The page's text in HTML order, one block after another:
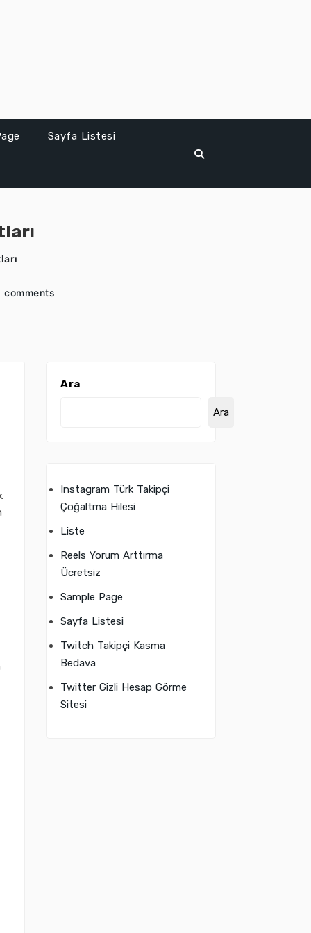
Sayfa Listesi
comments
Ara
Ara
Instagram Türk Takipçi
Çoğaltma Hilesi
Liste
Reels Yorum Arttırma
Ücretsiz
Sample Page
Sayfa Listesi
Twitch Takipçi Kasma
Bedava
Twitter Gizli Hesap Görme
Sitesi